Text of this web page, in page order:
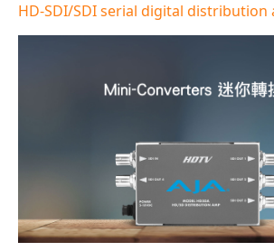
HD-SDI/SDI serial digital distribution